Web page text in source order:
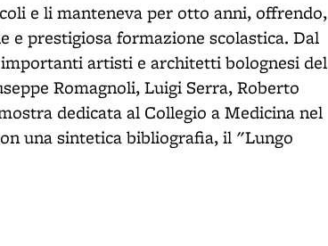
e li manteneva per otto anni, offrendo,
e prestigiosa formazione scolastica. Dal
artisti e architetti bolognesi del
Romagnoli, Luigi Serra, Roberto
dedicata al Collegio a Medicina nel
una sintetica bibliografia, il "Lungo